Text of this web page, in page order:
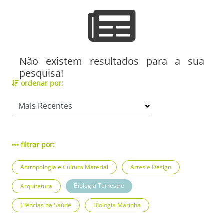
Não existem resultados para a sua
pesquisa!
ordenar por:
filtrar por:
Antropologia e Cultura Material Artes e Design
Arquitetura Biologia Terrestre
Ciências da Saúde Biologia Marinha